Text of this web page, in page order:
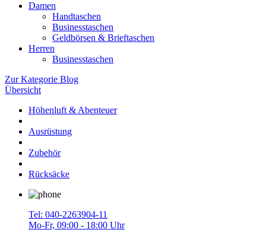
Damen
Handtaschen
Businesstaschen
Geldbörsen & Brieftaschen
Herren
Businesstaschen
Zur Kategorie Blog
Übersicht
Höhenluft & Abenteuer
Ausrüstung
Zubehör
Rücksäcke
Tel: 040-2263904-11
Mo-Fr, 09:00 - 18:00 Uhr